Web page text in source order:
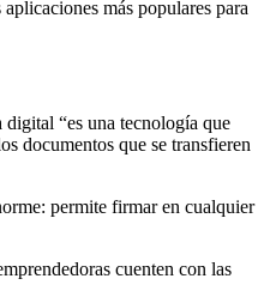
más populares para
“es una tecnología que
documentos que se transfieren
permite firmar en cualquier
cuenten con las